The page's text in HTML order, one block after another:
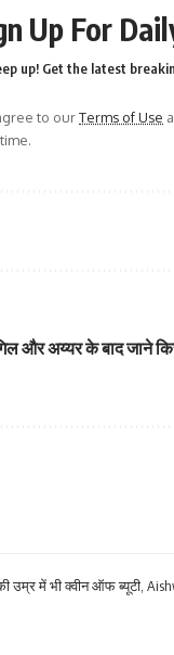
Up For
up! Get the latest
to ourTerms of Use
और अय्यर के बाद जाने
उम्र में भी क्वीन ऑफ ब्यूटी,